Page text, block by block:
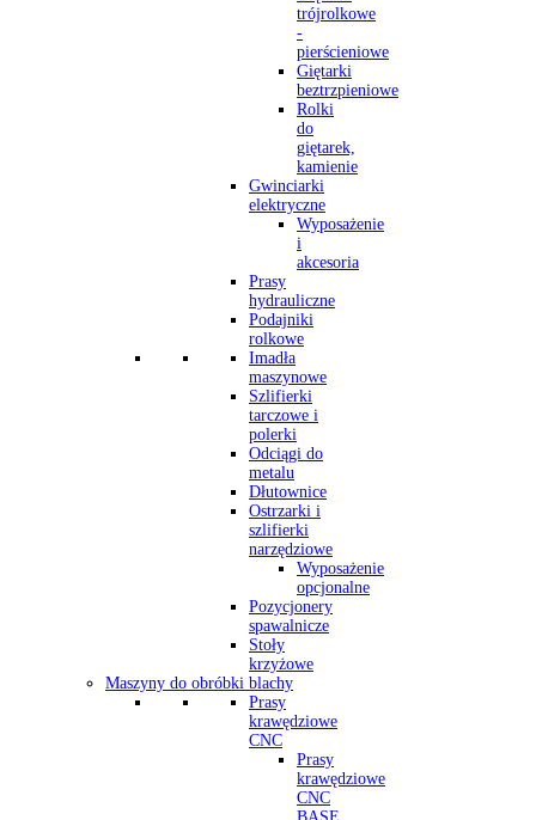
trójrolkowe
-
pierścieniowe
Giętarki
beztrzpieniowe
Rolki
do
giętarek,
kamienie
Gwinciarki
elektryczne
Wyposażenie
i
akcesoria
Prasy
hydrauliczne
Podajniki
rolkowe
Imadła
maszynowe
Szlifierki
tarczowe i
polerki
Odciągi do
metalu
Dłutownice
Ostrzarki i
szlifierki
narzędziowe
Wyposażenie
opcjonalne
Pozycjonery
spawalnicze
Stoły
krzyżowe
Maszyny do obróbki blachy
Prasy
krawędziowe
CNC
Prasy
krawędziowe
CNC